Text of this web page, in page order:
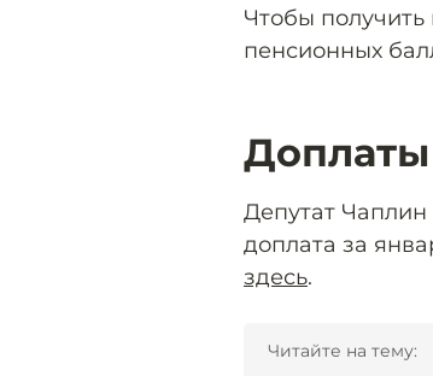
Чтобы получить
пенсионных
Депутат Чаплин
доплата за
здесь.
Читайте на тему: